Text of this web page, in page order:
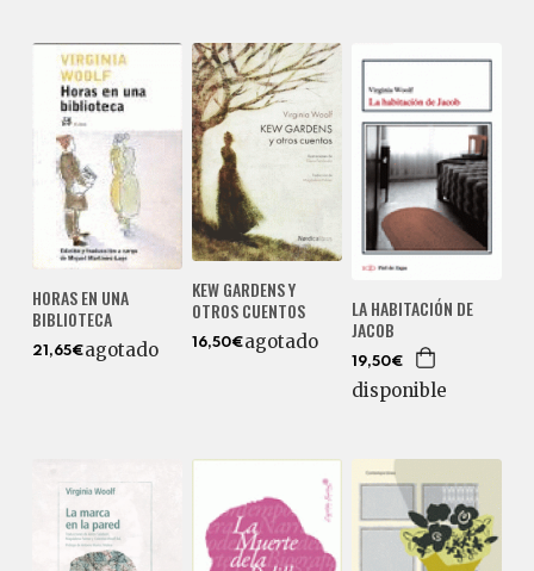
HORAS EN UNA
BIBLIOTECA
21,65€agotado
KEW GARDENS Y
OTROS CUENTOS
16,50€agotado
LA HABITACIÓN DE
JACOB
19,50€
disponible